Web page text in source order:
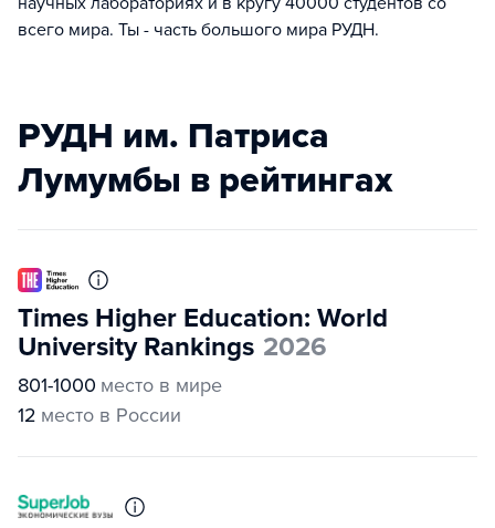
всего мира. Ты - часть большого мира РУДН.
РУДН им. Патриса
Лумумбы в рейтингах
Times Higher Education: World
University Rankings 2026
801-1000 место в мире
12 место в России